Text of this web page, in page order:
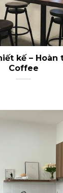
kế – Hoàn
Coffee